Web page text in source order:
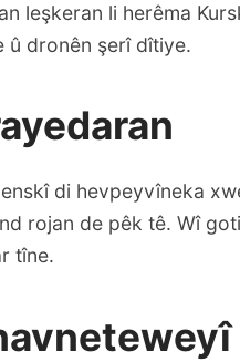
leşkeran li herêma
û dronên şerî dîtiye.
di hevpeyvîneka
rojan de pêk tê. Wî
tîne.